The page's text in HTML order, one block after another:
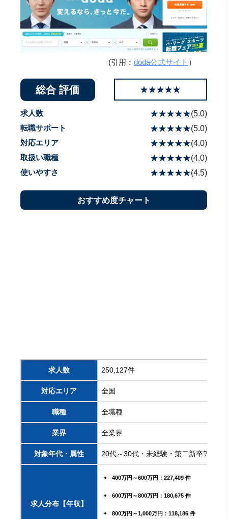
(引用： doda公式サイト ）
総合 評価 ☆☆☆☆☆
★★★★★
求人数 ☆☆☆☆☆
★★★★★(5.0)
転職サポート
☆☆☆☆☆
★★★★★(5.0)
対応エリア
☆☆☆☆☆
★★★★★(4.0)
取扱い職種
☆☆☆☆☆
★★★★★(4.0)
使いやすさ
☆☆☆☆☆
★★★★★(4.5)
おすすめ度チャート
求人数 250,127件
対応エリア 全国
職種 全職種
業界 全業界
対象年代・属性 20代～30代・未経験・第二新卒等
求人分布【年収】
400万円～600万円：227,409 件
600万円～800万円：180,675 件
800万円～1,000万円：118,186 件